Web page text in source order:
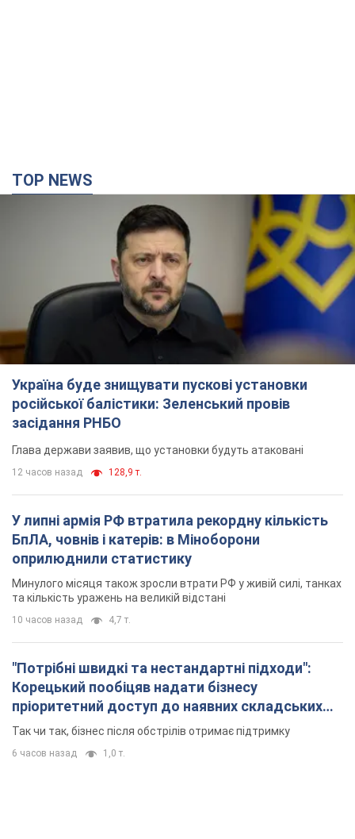
TOP NEWS
Україна буде знищувати пускові установки
російської балістики: Зеленський провів
засідання РНБО
Глава держави заявив, що установки будуть атаковані
12 часов назад 128,9 т.
У липні армія РФ втратила рекордну кількість
БпЛА, човнів і катерів: в Міноборони
оприлюднили статистику
Минулого місяця також зросли втрати РФ у живій силі, танках
та кількість уражень на великій відстані
10 часов назад 4,7 т.
"Потрібні швидкі та нестандартні підходи":
Корецький пообіцяв надати бізнесу
пріоритетний доступ до наявних складських
приміщень
Так чи так, бізнес після обстрілів отримає підтримку
6 часов назад 1,0 т.